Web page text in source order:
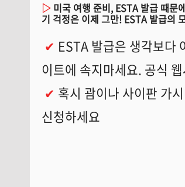
▷ 미국 여행 준비, ESTA 발급 때문
기 걱정은 이제 그만! ESTA 발급의
✔ ESTA 발급은 생각보다
이트에 속지마세요. 공식
✔ 혹시 괌이나 사이판 가
신청하세요